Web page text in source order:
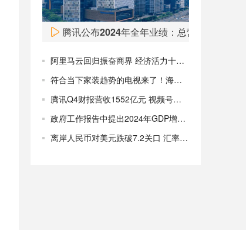
腾讯公布2024年全年业绩：总营收6602亿
阿里马云回归振奋商界 经济活力十足欣欣向好！
符合当下家装趋势的电视来了！海信“双面薄”电视即将发布
腾讯Q4财报营收1552亿元 视频号使用时长翻番 预计回购千亿港元
政府工作报告中提出2024年GDP增长预期目标为5%左右
离岸人民币对美元跌破7.2关口 汇率变化仍由市场驱动